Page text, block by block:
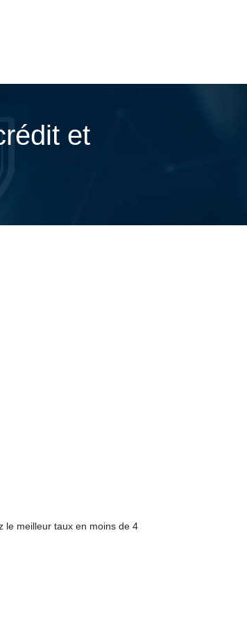
et
le meilleur taux en moins de 4